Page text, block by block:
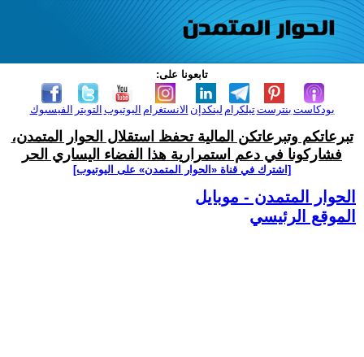
تابعونا على:
الفيسبوك التويتر اليوتيوب الانستغرام لينكدإن تيلكرامبنترست بودكاست
تبرعاتكم وتبرعاتكن المالية تحفظ استقلال الحوار المتمدن،
فشاركونا في دعم استمرارية هذا الفضاء اليساري الحر
[اشترك في قناة ‫«الحوار المتمدن» على اليوتيوب]
الحوار المتمدن - موبايل
الموقع الرئيسي